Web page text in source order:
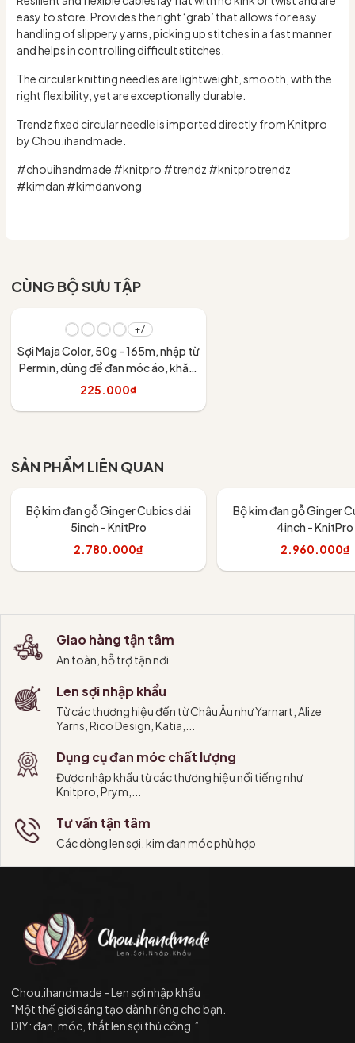
easy to store. Provides the right ‘grab’ that allows for easy
handling of slippery yarns, picking up stitches in a fast manner
and helps in controlling difficult stitches.
The circular knitting needles are lightweight, smooth, with the
right flexibility, yet are exceptionally durable.
Trendz fixed circular needle is imported directly from Knitpro
by Chou.ihandmade.
#chouihandmade #knitpro #trendz #knitprotrendz
#kimdan #kimdanvong
CÙNG BỘ SƯU TẬP
+7
Sợi Maja Color, 50g - 165m, nhập từ
Permin, dùng để đan móc áo, khăn,
váy
225.000₫
SẢN PHẨM LIÊN QUAN
Bộ kim đan gỗ Ginger Cubics dài
5inch - KnitPro
2.780.000₫
Bộ kim đan gỗ Ginger
4inch - KnitPro
2.960.000₫
Giao hàng tận tâm
An toàn, hỗ trợ tận nơi
Len sợi nhập khẩu
Từ các thương hiệu đến từ Châu Âu như Yarnart, Alize
Yarns, Rico Design, Katia,...
Dụng cụ đan móc chất lượng
Được nhập khẩu từ các thương hiệu nổi tiếng như
Knitpro, Prym,...
Tư vấn tận tâm
Các dòng len sợi, kim đan móc phù hợp
Chou.ihandmade - Len sợi nhập khẩu
"Một thế giới sáng tạo dành riêng cho bạn.
DIY: đan, móc, thắt len sợi thủ công.”